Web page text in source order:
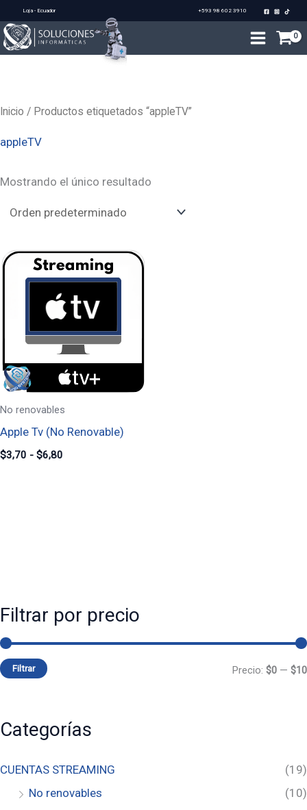
al
contenido
Loja - Ecuador +593 98 602 3910
Filtrar por precio
Filtrar Precio: $0 — $10
Categorías
CUENTAS STREAMING
(19)
No renovables
(10)
Inicio / Productos etiquetados “appleTV”
appleTV
Mostrando el único resultado
No renovables
Apple Tv (No Renovable)
$3,70 - $6,80
Rango
de
precios:
desde
$3,70
hasta
$6,80